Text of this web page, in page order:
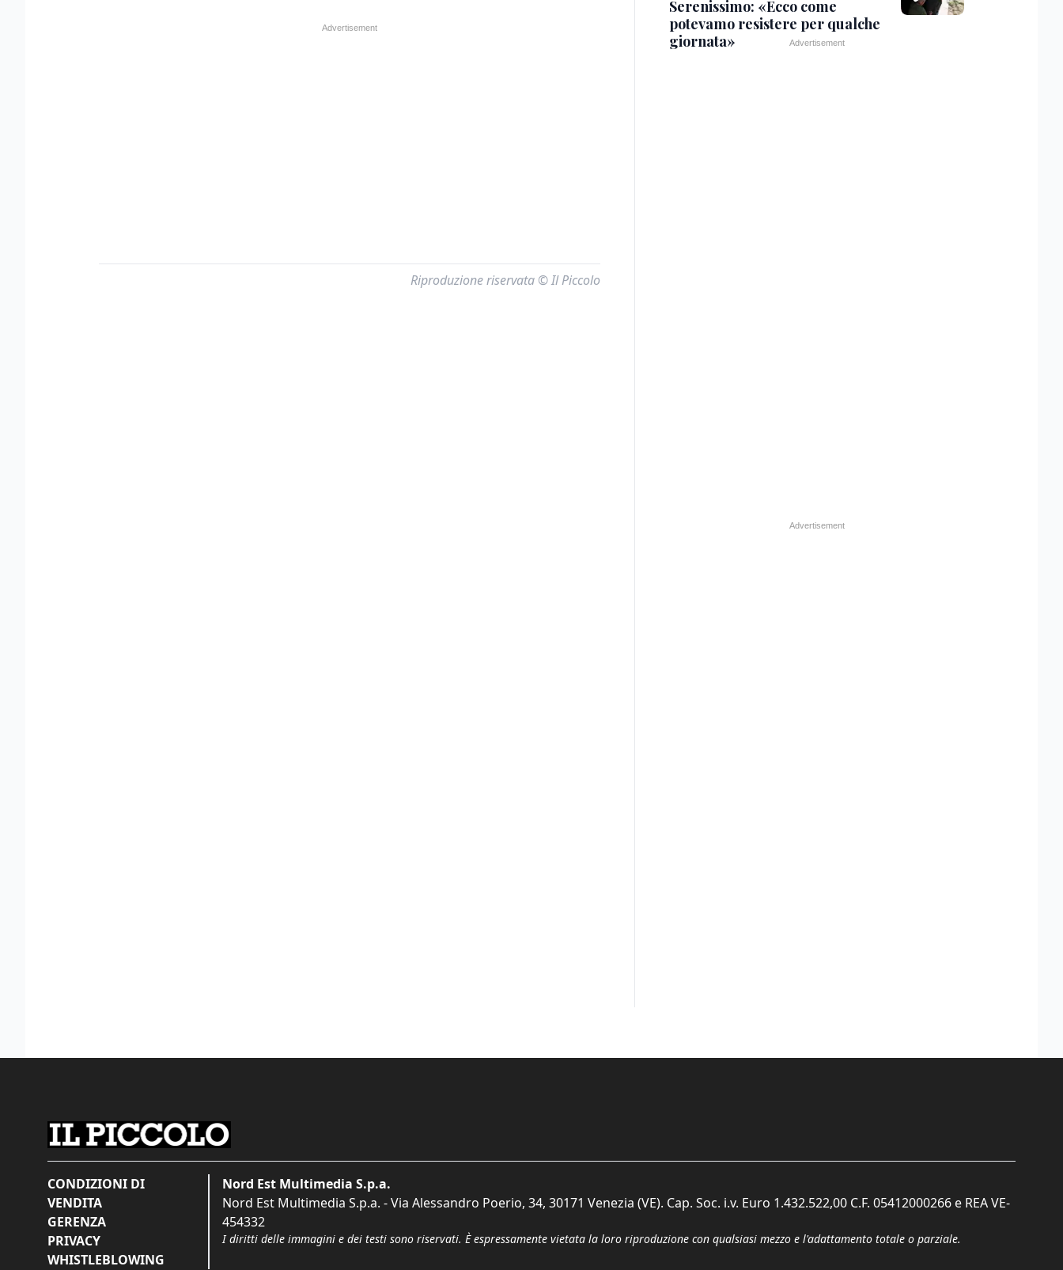
Riproduzione riservata © Il Piccolo
Serenissimo: «Ecco come
potevamo resistere per qualche
giornata»
CONDIZIONI DI
VENDITA
GERENZA
PRIVACY
WHISTLEBLOWING
Nord Est Multimedia S.p.a.
Nord Est Multimedia S.p.a. - Via Alessandro Poerio, 34, 30171 Venezia (VE). Cap. Soc. i.v. Euro 1.432.522,00 C.F. 05412000266 e REA VE-
454332
I diritti delle immagini e dei testi sono riservati. È espressamente vietata la loro riproduzione con qualsiasi mezzo e l'adattamento totale o parziale.